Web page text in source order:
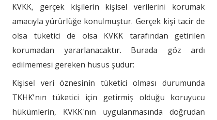
KVKK, gerçek kişilerin kişisel verilerini korumak
amacıyla yürürlüğe konulmuştur. Gerçek kişi tacir de
olsa tüketici de olsa KVKK tarafından getirilen
korumadan yararlanacaktır. Burada göz ardı
edilmemesi gereken husus şudur:
Kişisel veri öznesinin tüketici olması durumunda
TKHK'nın tüketici için getirmiş olduğu koruyucu
hükümlerin, KVKK'nın uygulanmasında doğrudan